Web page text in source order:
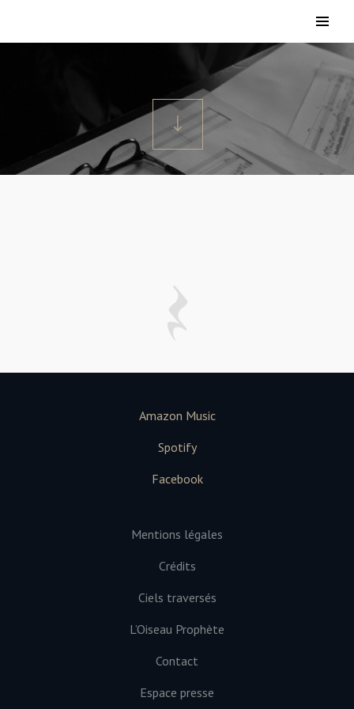
Amazon Music
Spotify
Facebook
Mentions légales
Crédits
Ciels traversés
L’Oiseau Prophète
Contact
Espace presse